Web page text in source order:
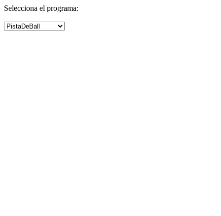
Selecciona el programa: